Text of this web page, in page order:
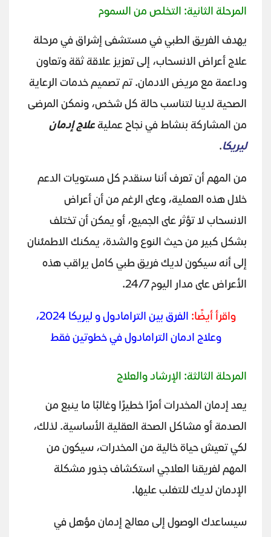
المرحلة الثانية: التخلص من السموم
يهدف الفريق الطبي في مستشفى إشراق في مرحلة
علاج أعراض الانسحاب، إلى تعزيز علاقة ثقة وتعاون
وداعمة مع مريض الادمان. تم تصميم خدمات الرعاية
الصحية لدينا لتناسب حالة كل شخص، ونمكن المرضى
من المشاركة بنشاط في نجاح عمليةعلاج إدمان
ليريكا.
من المهم أن تعرف أننا سنقدم كل مستويات الدعم
خلال هذه العملية، وعلى الرغم من أن أعراض
الانسحاب لا تؤثر على الجميع، أو يمكن أن تختلف
بشكل كبير من حيث النوع والشدة، يمكنك الاطمئنان
إلى أنه سيكون لديك فريق طبي كامل يراقب هذه
الأعراض على مدار اليوم 24/7.
واقرأ أيضًا:
الفرق بين الترامادول و ليريكا 2024،
وعلاج ادمان الترامادول في خطوتين فقط
المرحلة الثالثة: الإرشاد والعلاج
يعد إدمان المخدرات أمرًا خطيرًا وغالبًا ما ينبع من
الصدمة أو مشاكل الصحة العقلية الأساسية. لذلك،
لكي تعيش حياة خالية من المخدرات، سيكون من
المهم لفريقنا العلاجي استكشاف جذور مشكلة
الإدمان لديك للتغلب عليها.
سيساعدك الوصول إلى معالج إدمان مؤهل في